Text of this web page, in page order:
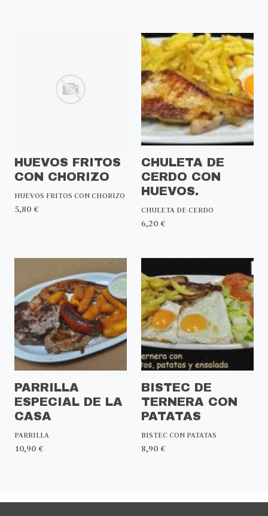
HUEVOS FRITOS
CON CHORIZO
HUEVOS FRITOS CON CHORIZO
5,80 €
CHULETA DE
CERDO CON
HUEVOS.
CHULETA DE CERDO
6,20 €
PARRILLA
ESPECIAL DE LA
CASA
PARRILLA
10,90 €
BISTEC DE
TERNERA CON
PATATAS
BISTEC CON PATATAS
8,90 €